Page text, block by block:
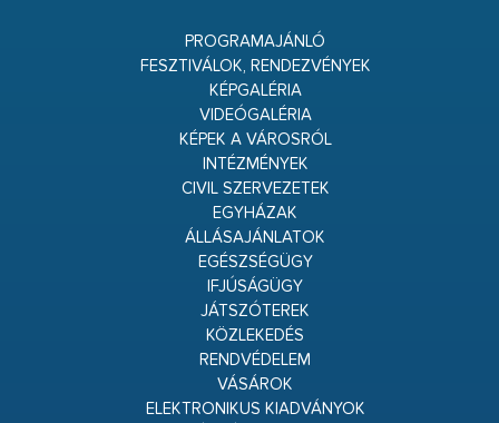
PROGRAMAJÁNLÓ
FESZTIVÁLOK, RENDEZVÉNYEK
KÉPGALÉRIA
VIDEÓGALÉRIA
KÉPEK A VÁROSRÓL
INTÉZMÉNYEK
CIVIL SZERVEZETEK
EGYHÁZAK
ÁLLÁSAJÁNLATOK
EGÉSZSÉGÜGY
IFJÚSÁGÜGY
JÁTSZÓTEREK
KÖZLEKEDÉS
RENDVÉDELEM
VÁSÁROK
ELEKTRONIKUS KIADVÁNYOK